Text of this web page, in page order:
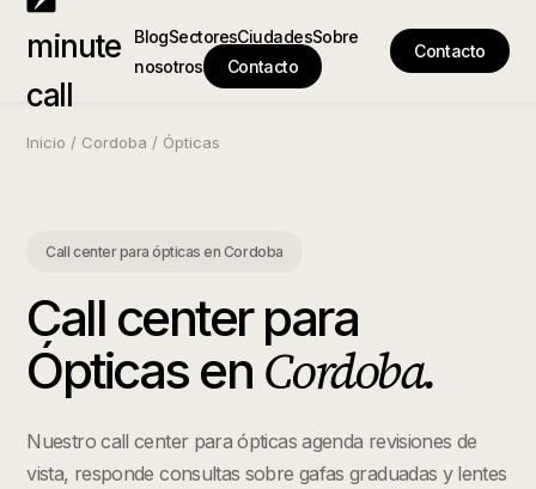
minute
call
BlogSectoresCiudadesSobre
nosotros
Contacto
Contacto
Inicio / Cordoba / Ópticas
Call center para ópticas en Cordoba
Call center para
Ópticasen Cordoba.
Nuestro call center para ópticas agenda revisiones de
vista, responde consultas sobre gafas graduadas y lentes